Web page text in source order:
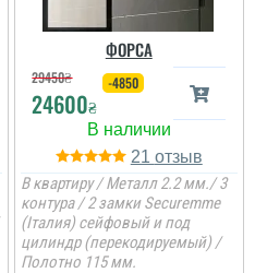
ФОРСА
29450₴
24600₴
-4850
21
В квартиру / Металл 2.2 мм./ 3
контура / 2 замки Securemme
(Італия) сейфовый и под
цилиндр (перекодируемый) /
Полотно 115 мм.